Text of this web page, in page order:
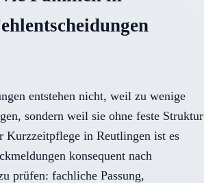
entstehen nicht, weil zu wenige
sondern weil sie ohne feste Struktur
Kurzzeitpflege in Reutlingen ist es
konsequent nach
prüfen: fachliche Passung,